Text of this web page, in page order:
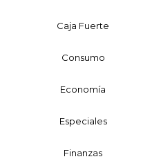
Caja Fuerte
Consumo
Economía
Especiales
Finanzas